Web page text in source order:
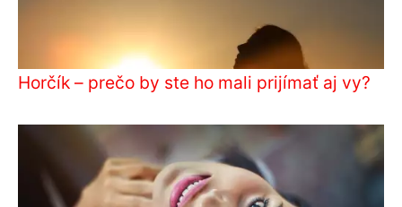
Horčík – prečo by ste ho mali prijímať aj vy?